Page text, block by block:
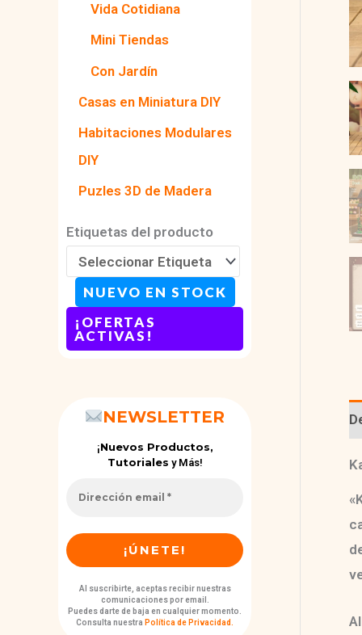
Vida Cotidiana
Mini Tiendas
Con Jardín
Casas en Miniatura DIY
Habitaciones Modulares
DIY
Puzles 3D de Madera
Etiquetas del producto
NUEVO EN STOCK
¡OFERTAS
ACTIVAS!
NEWSLETTER
¡Nuevos Productos,
Tutoriales y Más!
Al suscribirte, aceptas recibir nuestras
comunicaciones por email.
Puedes darte de baja en cualquier momento.
Consulta nuestra Política de Privacidad